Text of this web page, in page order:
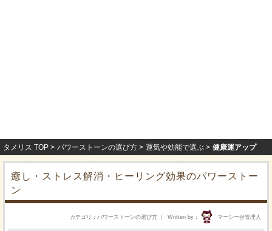
タメリス TOP パワーストーンの選び方 運気や効能で選ぶ 健康運アップ
癒し・ストレス解消・ヒーリング効果のパワーストー
ン
Written by マーシー@管理人
カテゴリ パワーストーンの選び方